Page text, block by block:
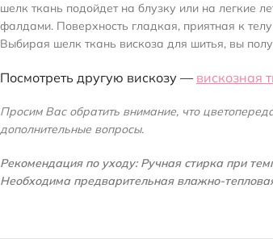
шелк ткань подойдет на блузку или на легкие
фалдами. Поверхность гладкая, приятная к
Выбирая шелк ткань вискоза для шитья, вы
Посмотреть другую вискозу — вискозная
Просим Вас обратить внимание, что
дополнительные вопросы.
Рекомендация по уходу: Ручная стирка при
Необходима предварительная влажно-